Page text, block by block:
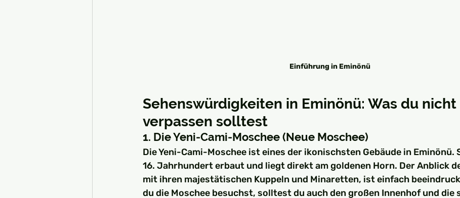
Einführung in Eminönü
Sehenswürdigkeiten in Eminönü: Was du nicht
verpassen solltest
1. Die Yeni-Cami-Moschee (Neue Moschee)
Die Yeni-Cami-Moschee ist eines der ikonischsten Gebäude in Eminönü.
16. Jahrhundert erbaut und liegt direkt am goldenen Horn. Der Anblick
mit ihren majestätischen Kuppeln und Minaretten, ist einfach
du die Moschee besuchst, solltest du auch den großen Innenhof und die